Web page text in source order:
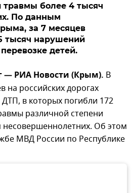
травмы более 4 тысяч
По данным
за 7 месяцев
тысяч нарушений
детей.
РИА Новости (Крым). В
на российских дорогах
в которых погибли 172
различной степени
несовершеннолетних. Об этом
МВД России по Республике